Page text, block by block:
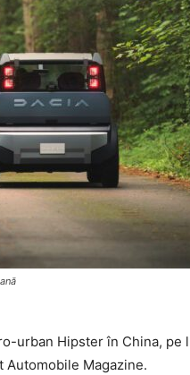
urban Hipster în China, pe
Magazine.